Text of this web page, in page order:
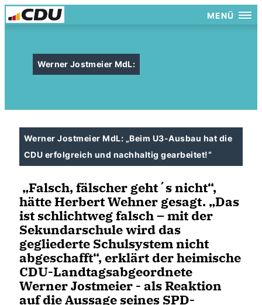
MENÜ
Werner Jostmeier MdL:
Werner Jostmeier MdL: „Beim U3-Ausbau hat die
CDU erfolgreich und nachhaltig gearbeitet!“
Falsch, fälscher geht´s nicht“,
hätte Herbert Wehner gesagt. „Das
ist schlichtweg falsch – mit der
Sekundarschule wird das
gegliederte Schulsystem nicht
abgeschafft“, erklärt der heimische
CDU-Landtagsabgeordnete
Werner Jostmeier - als Reaktion
auf die Aussage seines SPD-